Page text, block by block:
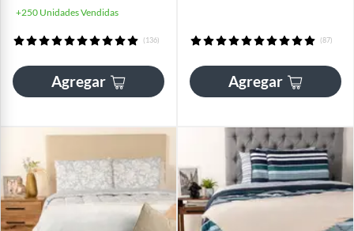
+250 Unidades Vendidas
(136)
Agregar
(87)
Agregar